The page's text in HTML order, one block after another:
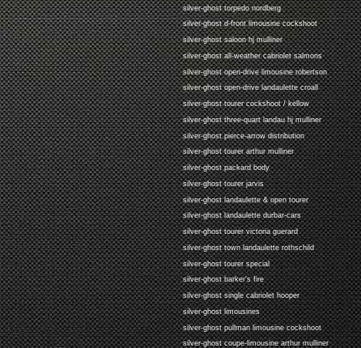
silver-ghost torpedo nordberg
silver-ghost d-front limousine cockshoot
silver-ghost saloon hj mulliner
silver-ghost all-weather cabriolet salmons
silver-ghost open-drive limousine robertson
silver-ghost open-drive landaulette croall
silver-ghost tourer cockshoot / kellow
silver-ghost three-quart landau hj mulliner
silver-ghost pierce-arrow distribution
silver-ghost tourer arthur mulliner
silver-ghost packard body
silver-ghost tourer jarvis
silver-ghost landaulette & open tourer
silver-ghost landaulette durbar-cars
silver-ghost tourer victoria guerard
silver-ghost town landaulette rothschild
silver-ghost tourer special
silver-ghost barker's fire
silver-ghost single cabriolet hooper
silver-ghost limousines
silver-ghost pullman limousine cockshoot
silver-ghost coupe-limousine arthur mulliner